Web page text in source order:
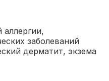
,
заболеваний
дерматит, экзема